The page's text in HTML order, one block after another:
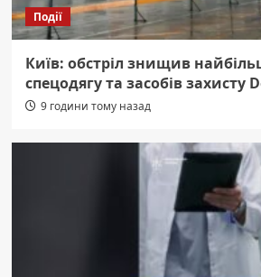
Події
Київ: обстріл знищив
спецодягу та засобів захисту
9 години тому назад